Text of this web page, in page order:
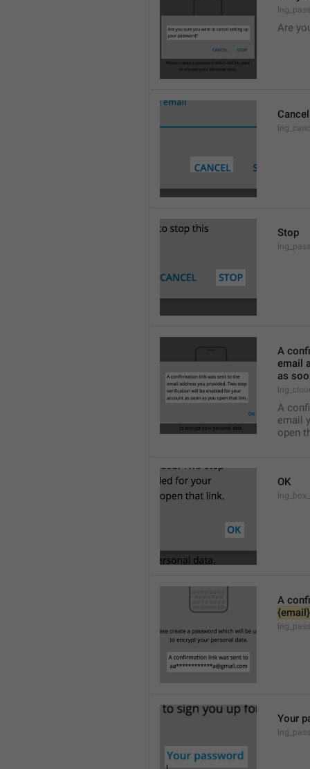
Are
Cancel
Stop
A
email
as
A
email
open
OK
A
{email}
Your